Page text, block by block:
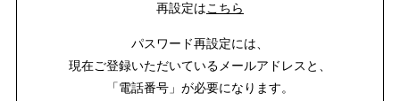
再設定はこちら
パスワード再設定には、
現在ご登録いただいているメールアドレスと、
「電話番号」が必要になります。